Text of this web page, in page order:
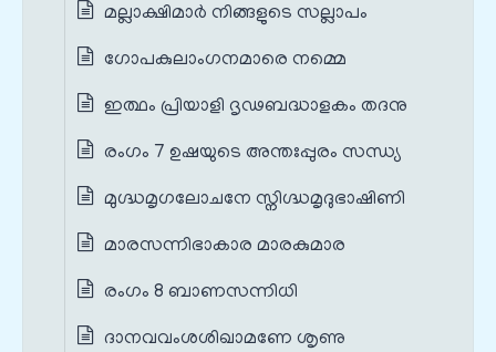
മല്ലാക്ഷിമാർ നിങ്ങളുടെ സല്ലാപം
ഗോപകുലാംഗനമാരെ നമ്മെ
ഇത്ഥം പ്രിയാളി ദൃഢബദ്ധാളകം തദനു
രംഗം 7 ഉഷയുടെ അന്തഃപ്പുരം സന്ധ്യ
മുഗ്ദ്ധമൃഗലോചനേ സ്നിഗ്ദ്ധമൃദുഭാഷിണി
മാരസന്നിഭാകാര മാരകുമാര
രംഗം 8 ബാണസന്നിധി
ദാനവവംശശിഖാമണേ ശൃണു